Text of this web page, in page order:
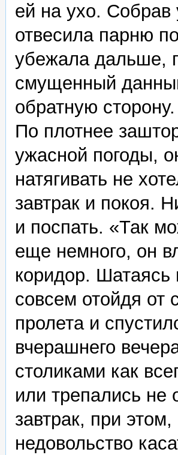
ей на ухо. Собрав
отвесила парню
убежала дальше,
смущенный
обратную
По плотнее
ужасной погоды,
натягивать не
завтрак и покоя.
и поспать. «Так
еще немного, он
коридор. Шатаясь
совсем отойдя от
пролета и
вчерашнего
столиками как
или трепались не
завтрак, при
недовольство